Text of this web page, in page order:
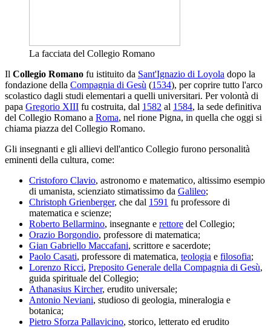
La facciata del Collegio Romano
Il Collegio Romano fu istituito da Sant'Ignazio di Loyola dopo la
fondazione della Compagnia di Gesù (1534), per coprire tutto l'arco
scolastico dagli studi elementari a quelli universitari. Per volontà di
papa Gregorio XIII fu costruita, dal 1582 al 1584, la sede definitiva
del Collegio Romano a Roma, nel rione Pigna, in quella che oggi si
chiama piazza del Collegio Romano.
Gli insegnanti e gli allievi dell'antico Collegio furono personalità
eminenti della cultura, come:
Cristoforo Clavio, astronomo e matematico, altissimo esempio
di umanista, scienziato stimatissimo da Galileo;
Christoph Grienberger, che dal 1591 fu professore di
matematica e scienze;
Roberto Bellarmino, insegnante e rettore del Collegio;
Orazio Borgondio, professore di matematica;
Gian Gabriello Maccafani, scrittore e sacerdote;
Paolo Casati, professore di matematica, teologia e filosofia;
Lorenzo Ricci, Preposito Generale della Compagnia di Gesù,
guida spirituale del Collegio;
Athanasius Kircher, erudito universale;
Antonio Neviani, studioso di geologia, mineralogia e
botanica;
Pietro Sforza Pallavicino, storico, letterato ed erudito